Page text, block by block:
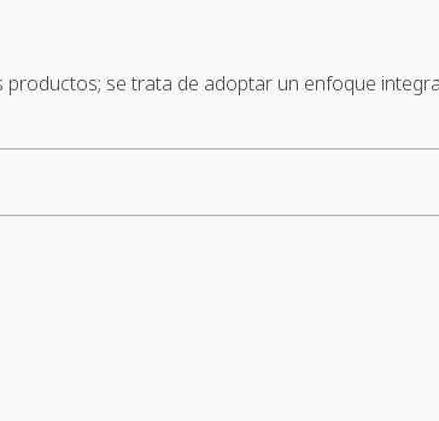
se trata de adoptar un enfoque